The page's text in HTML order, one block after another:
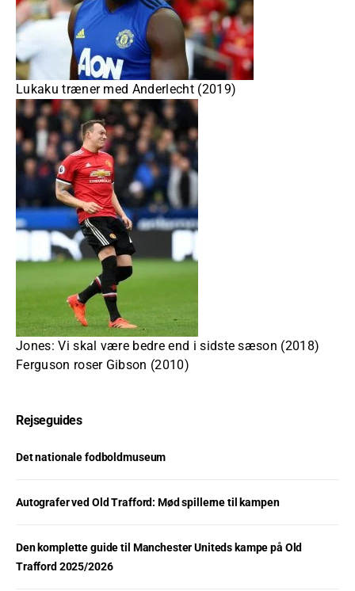
Lukaku træner med Anderlecht (2019)
Jones: Vi skal være bedre end i sidste sæson (2018)
Ferguson roser Gibson (2010)
Rejseguides
Det nationale fodboldmuseum
Autografer ved Old Trafford: Mød spillerne til kampen
Den komplette guide til Manchester Uniteds kampe på Old
Trafford 2025/2026